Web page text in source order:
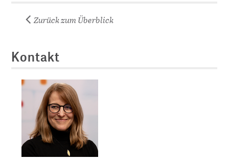
Zurück zum Überblick
Kontakt